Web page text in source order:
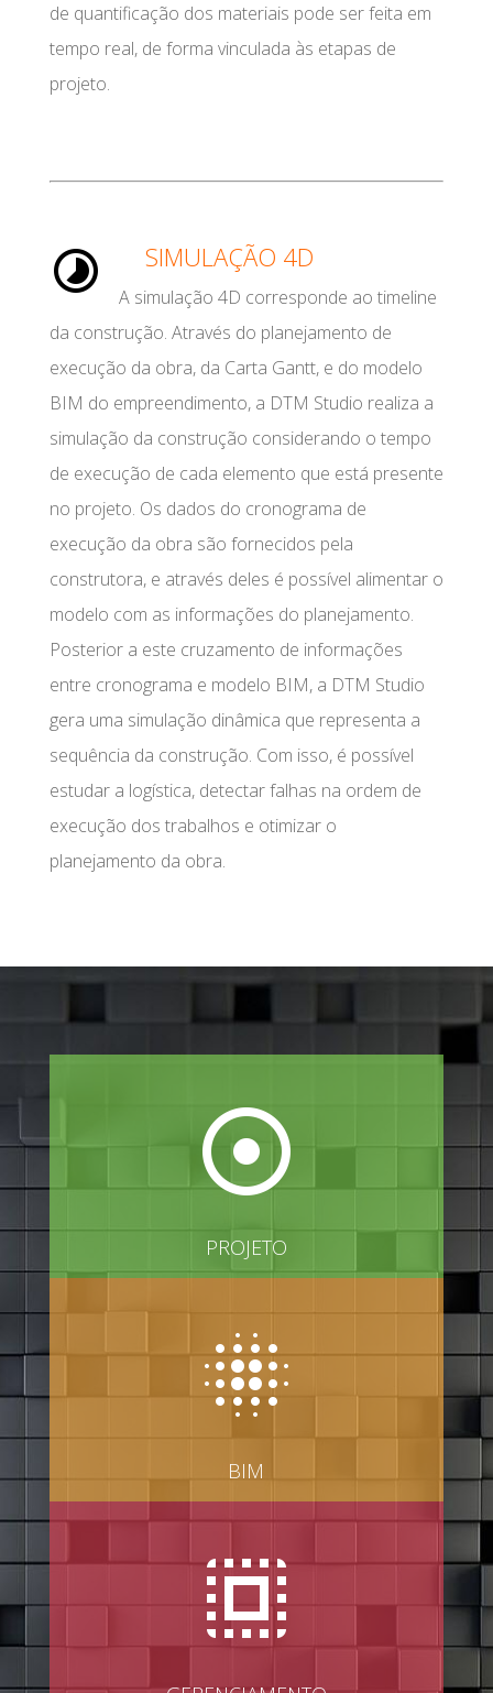
de quantificação dos materiais pode ser feita em
tempo real, de forma vinculada às etapas de
projeto.
SIMULAÇÃO 4D
A simulação 4D corresponde ao timeline
da construção. Através do planejamento de
execução da obra, da Carta Gantt, e do modelo
BIM do empreendimento, a DTM Studio realiza a
simulação da construção considerando o tempo
de execução de cada elemento que está presente
no projeto. Os dados do cronograma de
execução da obra são fornecidos pela
construtora, e através deles é possível alimentar o
modelo com as informações do planejamento.
Posterior a este cruzamento de informações
entre cronograma e modelo BIM, a DTM Studio
gera uma simulação dinâmica que representa a
sequência da construção. Com isso, é possível
estudar a logística, detectar falhas na ordem de
execução dos trabalhos e otimizar o
planejamento da obra.
PROJETO
BIM